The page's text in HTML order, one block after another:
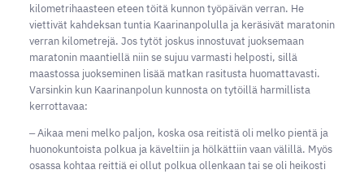
kilometrihaasteen eteen töitä kunnon työpäivän verran. He
viettivät kahdeksan tuntia Kaarinanpolulla ja keräsivät maratonin
verran kilometrejä. Jos tytöt joskus innostuvat juoksemaan
maratonin maantiellä niin se sujuu varmasti helposti, sillä
maastossa juokseminen lisää matkan rasitusta huomattavasti.
Varsinkin kun Kaarinanpolun kunnosta on tytöillä harmillista
kerrottavaa:
‒ Aikaa meni melko paljon, koska osa reitistä oli melko pientä ja
huonokuntoista polkua ja käveltiin ja hölkättiin vaan välillä. Myös
osassa kohtaa reittiä ei ollut polkua ollenkaan tai se oli heikosti